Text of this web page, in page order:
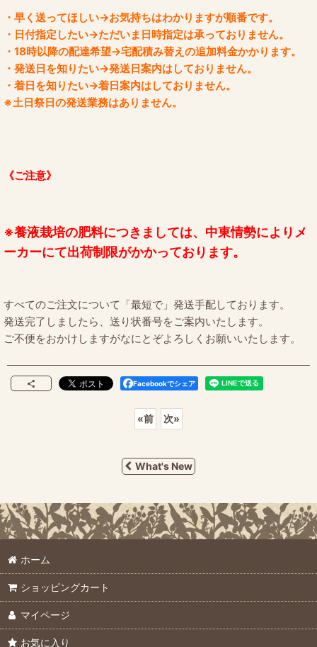
・早く送ってほしい→お気持ちはわかりますが順番です。
・日付指定したい→ただいま日時指定は承っておりません。
・18時以降の配達希望→宅配積み替えの追加料金かかります。
・発送日を知りたい→発送日案内はしておりません。
・着日を知りたい→着日案内はしておりません。
※土日祭日の発送業務はありません。
《ご注意》
※養液栽培の肥料につきましては、中東情勢によりメ
ーカーにて出荷制限がかかっております。
すべてのご注文について「最短で」発送手配しております。
発送完了しましたら、送り状番号をご案内いたします。
ご不便をおかけしますがなにとぞよろしくお願いいたします。
Facebookでシェア
«前 次»
What's New
ホーム
ショッピングカート
マイページ
お気に入り